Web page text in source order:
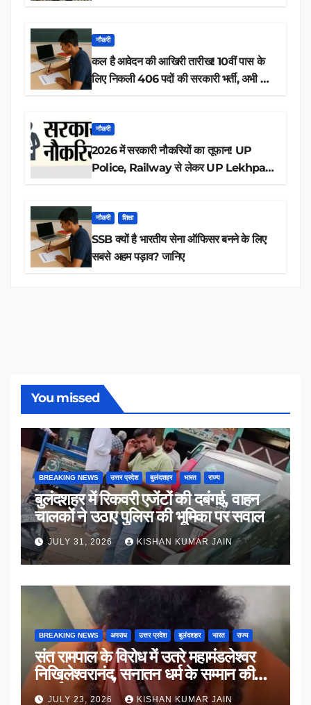
नौकरी
कल है आवेदन की आखिरी तारीख! 10वीं पास के
लिए निकली 406 पदों की सरकारी भर्ती, अभी करें
नौकरी
2026 में सरकारी नौकरियों का तूफान! UP
Police, Railway से लेकर UP Lekhpal
नौकरी शिक्षा
SSB क्यों है भारतीय सेना ऑफिसर बनने के लिए
सबसे अहम पड़ाव? जानिए
You missed
BREAKING NEWS उत्तर प्रदेश बुलंदशहर भारत राज्य
बुलंदशहर में रिकवरी एजेंटों की दबंगई, वाहन
चालकों ने उठाए पुलिस की भूमिका पर सवाल
JULY 31, 2026 KISHAN KUMAR JAIN
BREAKING NEWS अपराध उत्तर प्रदेश बुलंदशहर भारत राज्य
संत रामपाल के विरोध में उतरे महामंडलेश्वर
निखिलेश्वरानंद, सनातन धर्म के सम्मान की
उठाई मांग
JULY 23, 2026 KISHAN KUMAR JAIN